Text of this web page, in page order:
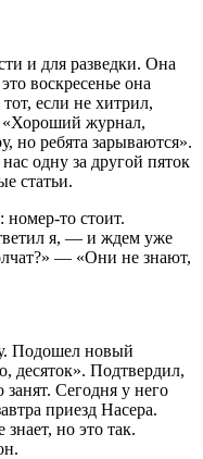
и для разведки. Она
воскресенье она
если не хитрил,
«Хороший журнал,
но ребята зарываются».
одну за другой пяток
статьи.
номер-то стоит.
я, — и ждем уже
— «Они не знают,
Подошел новый
десяток». Подтвердил,
Сегодня у него
приезд Насера.
но это так.